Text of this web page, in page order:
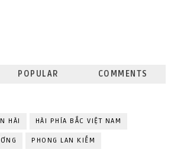
POPULAR COMMENTS
HÀI HÀI PHÍA BẮC VIỆT NAM
PHONG LAN KIẾM